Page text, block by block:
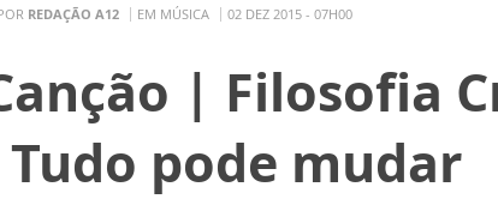
REDAÇÃO A12 EM MÚSICA 02 DEZ 2015 - 07H00
| Filosofia
Tudo pode mudar